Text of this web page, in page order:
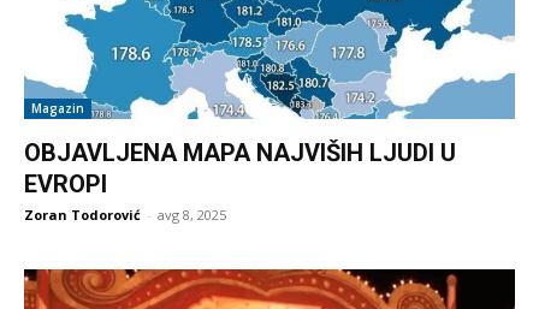
Magazin
OBJAVLJENA MAPA NAJVIŠIH LJUDI U
EVROPI
Zoran Todorović - avg 8, 2025